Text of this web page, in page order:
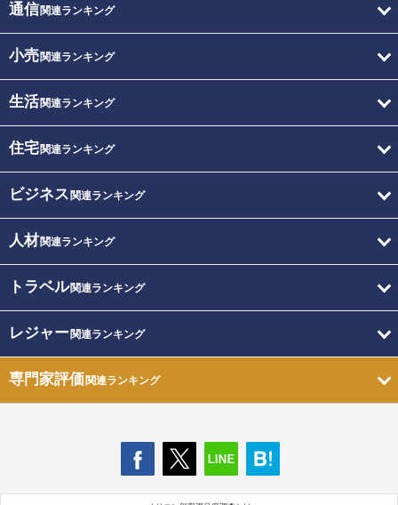
通信関連ランキング
小売関連ランキング
生活関連ランキング
住宅関連ランキング
ビジネス 関連ランキング
人材関連ランキング
トラベル関連ランキング
レジャー関連ランキング
専門家評価関連ランキング